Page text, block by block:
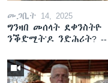
መጋቢት 14, 2025
ግንዛበ መሰላት ደቀንስትዮ
ንቕድሚት'ዶ ንድሕሪት?